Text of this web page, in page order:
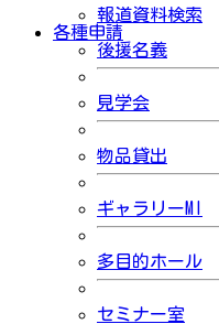
報道資料検索
各種申請
後援名義
見学会
物品貸出
ギャラリーMI
多目的ホール
セミナー室